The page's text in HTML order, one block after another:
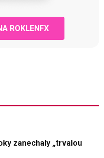
ROKLENFX
zanechaly „trvalou